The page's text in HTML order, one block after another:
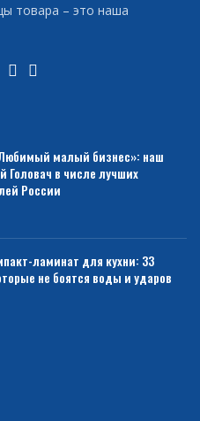
товара – это наша
малый бизнес»: наш
Головач в числе лучших
России
ламинат для кухни: 33
не боятся воды и ударов